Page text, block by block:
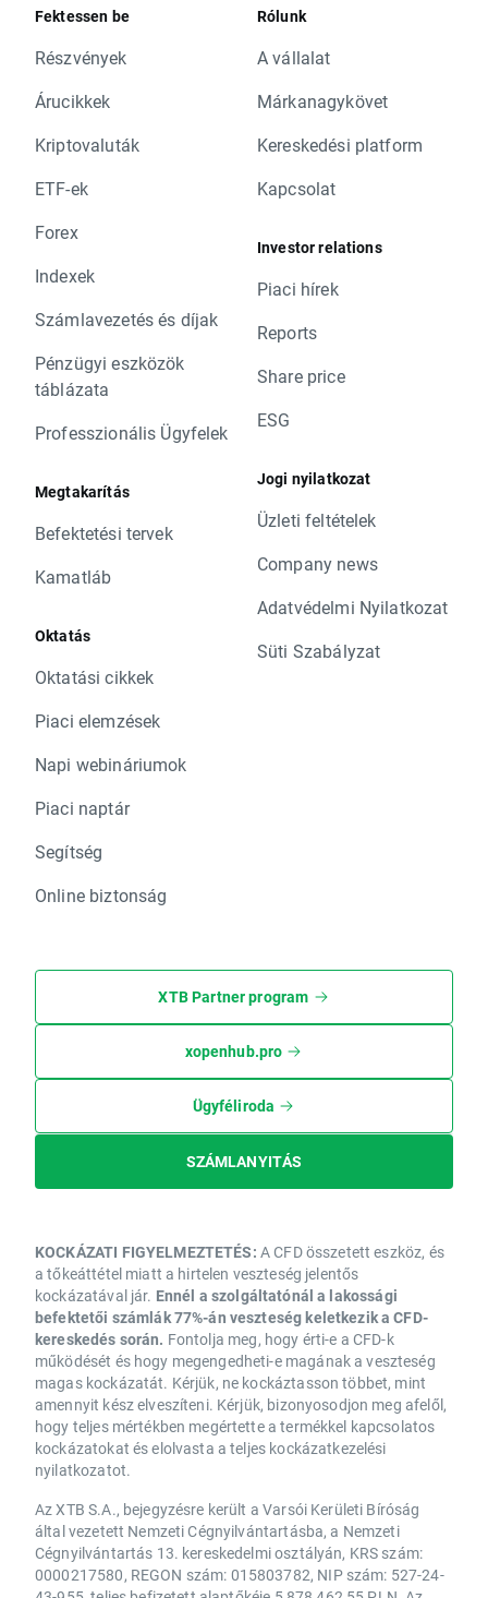
Fektessen be
Részvények
Árucikkek
Kriptovaluták
ETF-ek
Forex
Indexek
Számlavezetés és díjak
Pénzügyi eszközök
táblázata
Professzionális Ügyfelek
Megtakarítás
Befektetési tervek
Kamatláb
Oktatás
Oktatási cikkek
Piaci elemzések
Napi webináriumok
Piaci naptár
Segítség
Online biztonság
Rólunk
A vállalat
Márkanagykövet
Kereskedési platform
Kapcsolat
Investor relations
Piaci hírek
Reports
Share price
ESG
Jogi nyilatkozat
Üzleti feltételek
Company news
Adatvédelmi Nyilatkozat
Süti Szabályzat
XTB Partner program
xopenhub.pro
Ügyféliroda
SZÁMLANYITÁS
KOCKÁZATI FIGYELMEZTETÉS: A CFD összetett eszköz, és
a tőkeáttétel miatt a hirtelen veszteség jelentős
kockázatával jár. Ennél a szolgáltatónál a lakossági
befektetői számlák 77%-án veszteség keletkezik a CFD-
kereskedés során. Fontolja meg, hogy érti-e a CFD-k
működését és hogy megengedheti-e magának a veszteség
magas kockázatát. Kérjük, ne kockáztasson többet, mint
amennyit kész elveszíteni. Kérjük, bizonyosodjon meg afelől,
hogy teljes mértékben megértette a termékkel kapcsolatos
kockázatokat és elolvasta a teljes kockázatkezelési
nyilatkozatot.
Az XTB S.A., bejegyzésre került a Varsói Kerületi Bíróság
által vezetett Nemzeti Cégnyilvántartásba, a Nemzeti
Cégnyilvántartás 13. kereskedelmi osztályán, KRS szám:
0000217580, REGON szám: 015803782, NIP szám: 527-24-